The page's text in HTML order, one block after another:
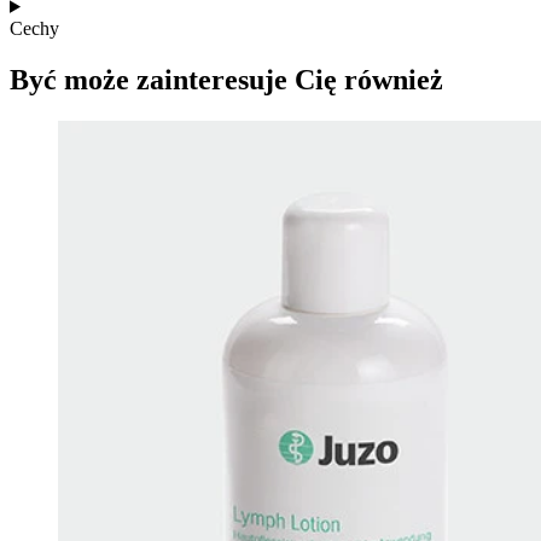
Cechy
Być może zainteresuje Cię również